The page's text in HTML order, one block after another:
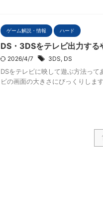
ゲーム解説・情報 ハード
DS・3DSをテレビ出力す
2026/4/7 3DS, DS
DSをテレビに映して遊ぶ方法っ
ビの画面の大きさにびっくりしま